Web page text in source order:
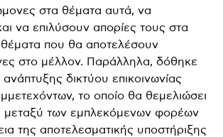
στα θέματα αυτά, να
να επιλύσουν απορίες τους στα
που θα αποτελέσουν
στο μέλλον. Παράλληλα, δόθηκε
ανάπτυξης δικτύου επικοινωνίας
το οποίο θα θεμελιώσει
μεταξύ των εμπλεκόμενων φορέων
της αποτελεσματικής υποστήριξης